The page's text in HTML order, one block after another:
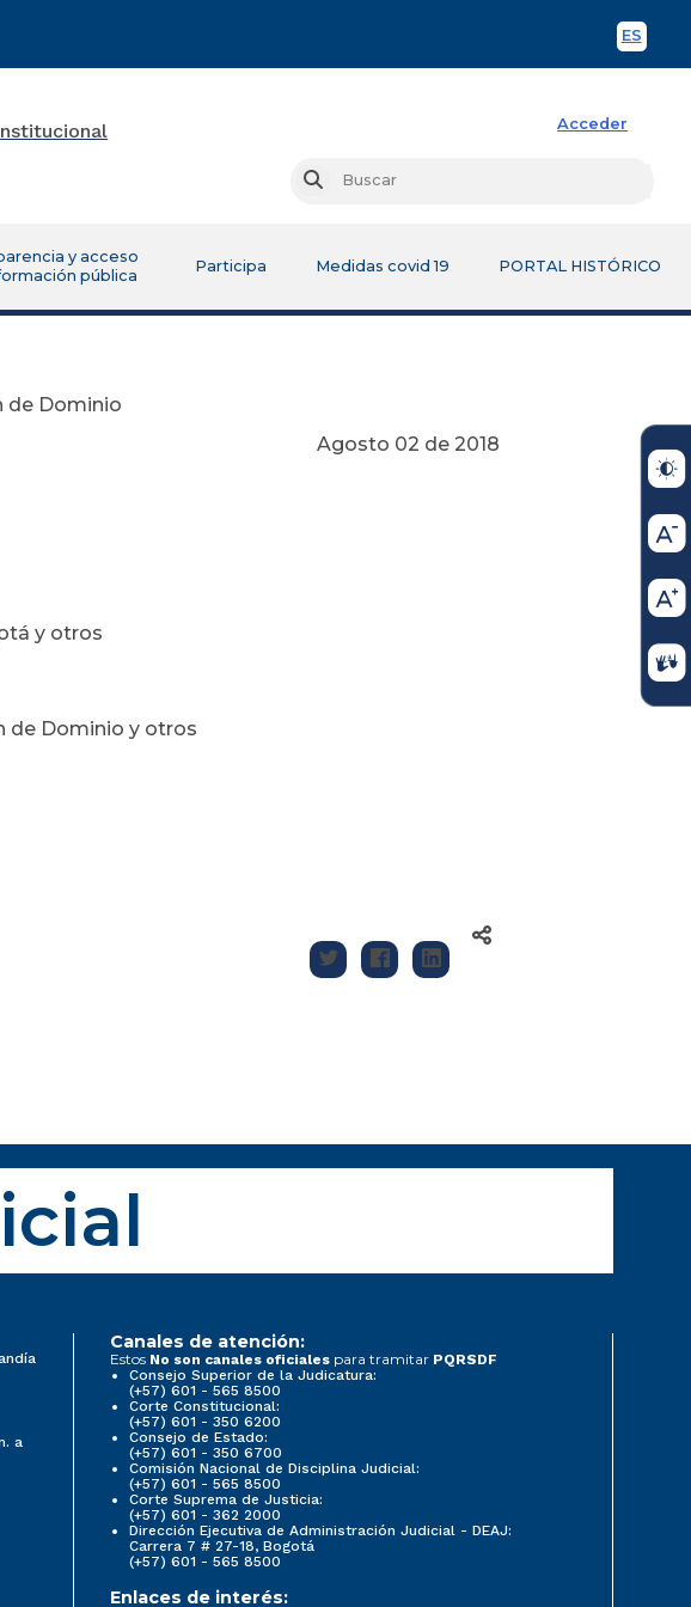
ES
Acceder
Buscar
y acceso
pública
Participa Medidas covid 19 PORTAL HISTÓRICO
de Dominio
Agosto 02 de 2018
y otros
de Dominio y otros
a
Canales de atención:
Estos No son canales oficiales para tramitar PQRSDF
Consejo Superior de la Judicatura:
(+57) 601 - 565 8500
Corte Constitucional:
(+57) 601 - 350 6200
Consejo de Estado:
(+57) 601 - 350 6700
Comisión Nacional de Disciplina Judicial:
(+57) 601 - 565 8500
Corte Suprema de Justicia:
(+57) 601 - 362 2000
Dirección Ejecutiva de Administración Judicial - DEAJ:
Carrera 7 # 27-18, Bogotá
(+57) 601 - 565 8500
Enlaces de interés: